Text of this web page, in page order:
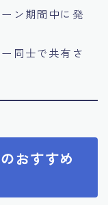
ン期間中に発
同士で共有さ
おすすめ